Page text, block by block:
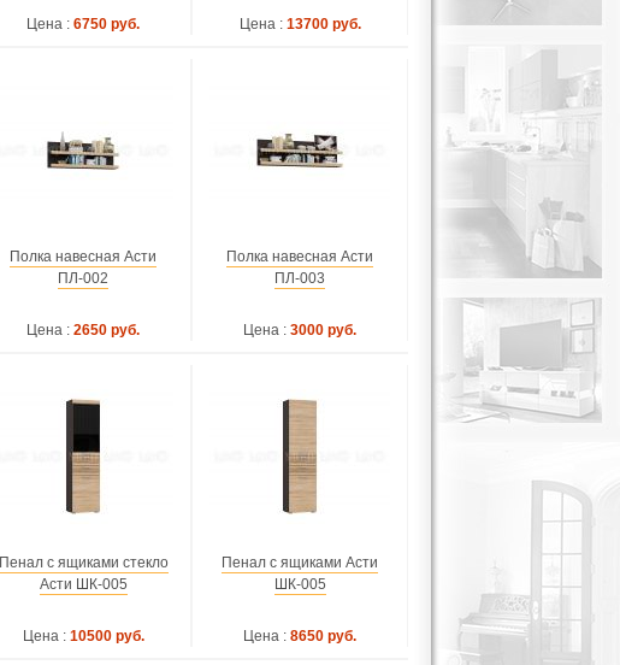
Цена : 6750 руб. Цена : 13700 руб.
Полка навесная Асти
ПЛ-002
Цена : 2650 руб.
Полка навесная Асти
ПЛ-003
Цена : 3000 руб.
Пенал с ящиками стекло
Асти ШК-005
Цена : 10500 руб.
Пенал с ящиками Асти
ШК-005
Цена : 8650 руб.